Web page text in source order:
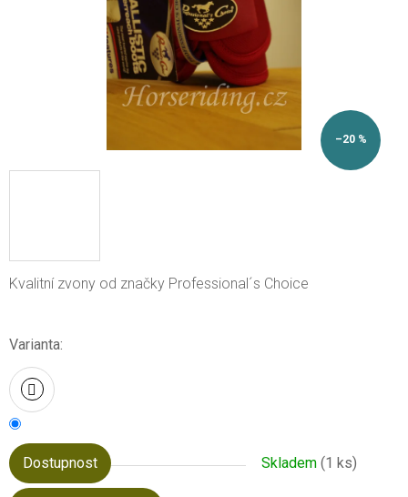
Kvalitní zvony od značky Professional´s Choice
Varianta:
Dostupnost Skladem (1 ks)
–20 %